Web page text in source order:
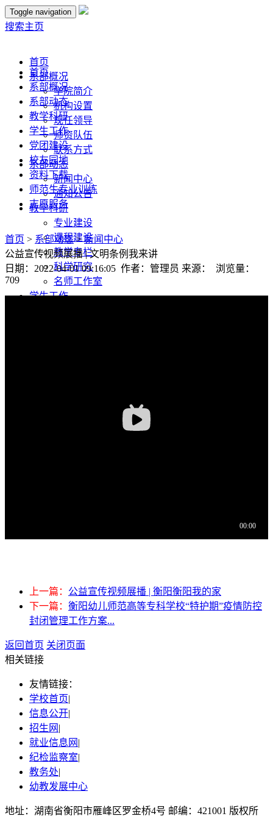
Toggle navigation
搜索主页
首页
系部概况
学院简介
机构设置
现任领导
师资队伍
联系方式
系部动态
新闻中心
通知公告
教学科研
专业建设
课程建设
教学专栏
科学研究
名师工作室
学生工作
首页
系部概况
系部动态
教学科研
学生工作
党团建设
校友园地
资料下载
师范生专业训练
志愿服务
首页 > 系部动态>新闻中心
公益宣传视频展播 | 文明条例我来讲
日期：2022-04-01 09:16:05 作者：管理员 来源： 浏览量：
709
上一篇： 公益宣传视频展播 | 衡阳衡阳我的家
下一篇： 衡阳幼儿师范高等专科学校“特护期”疫情防控
封闭管理工作方案...
返回首页 关闭页面
相关链接
友情链接：
学校首页|
信息公开|
招生网 |
就业信息网 |
纪检监察室|
教务处|
幼教发展中心
地址：湖南省衡阳市雁峰区罗金桥4号 邮编：421001 版权所